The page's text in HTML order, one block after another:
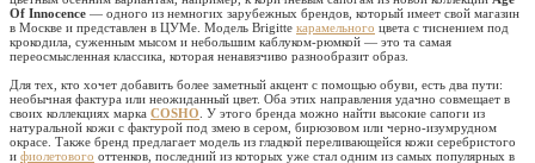
Of Innocence — одного из немногих зарубежных брендов, который имеет свой магазин
в Москве и представлен в ЦУМе. Модель Brigitte карамельного цвета с тиснением под
крокодила, суженным мысом и небольшим каблуком-рюмкой — это та самая
переосмысленная классика, которая ненавязчиво разнообразит образ.
Для тех, кто хочет добавить более заметный акцент с помощью обуви, есть два пути:
необычная фактура или неожиданный цвет. Оба этих направления удачно совмещает в
своих коллекциях марка COSHO . У этого бренда можно найти высокие сапоги из
натуральной кожи с фактурой под змею в сером, бирюзовом или черно-изумрудном
окрасе. Также бренд предлагает модель из гладкой переливающейся кожи серебристого
и фиолетового оттенков, последний из которых уже стал одним из самых популярных в